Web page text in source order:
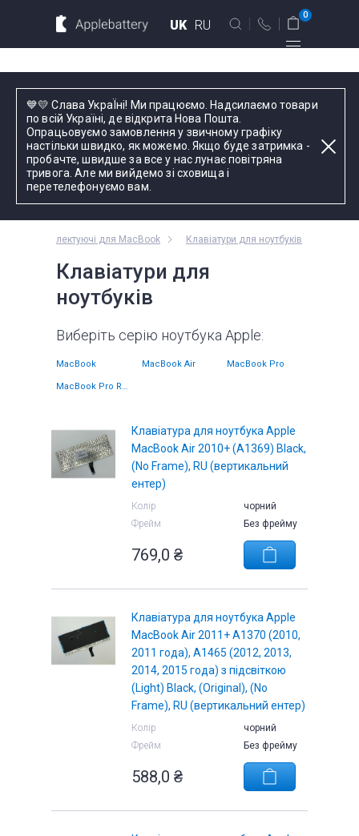
💙💛 Слава УкраЇні! Ми працюємо. Надсилаємо товари
по всій Україні, де відкрита Нова Пошта.
Опрацьовуємо замовлення у звичному графіку
настільки швидко, як можемо. Якщо буде затримка -
пробачте, швидше за все у нас лунає повітряна
тривога. Але ми вийдемо зі сховища і
перетелефонуємо вам.
UK RU
вул. Голосіївська 17, оф. 104
+38 044 339 57 83
Зворотний дзвінок
Пн-Пт:
оформлення
телефоном
0
Для планшетов
Введіть назву пристрою, модель або серію
Комплектуючі для MacBook Клавіатури для ноутбуків
Клавіатури для
ноутбуків
Виберіть серію ноутбука Apple:
MacBook MacBook Air MacBook Pro
MacBook Pro Retina 13
Клавіатура для ноутбука Apple
MacBook Air 2010+ (A1369) Black,
(No Frame), RU (вертикальний
ентер)
Колір
чорний
Фрейм
Без фрейму
769,0 ₴
Клавіатура для ноутбука Apple
MacBook Air 2011+ A1370 (2010,
2011 года), A1465 (2012, 2013,
2014, 2015 года) з підсвіткою
(Light) Black, (Original), (No
Frame), RU (вертикальний ентер)
Колір
чорний
Фрейм
Без фрейму
588,0 ₴